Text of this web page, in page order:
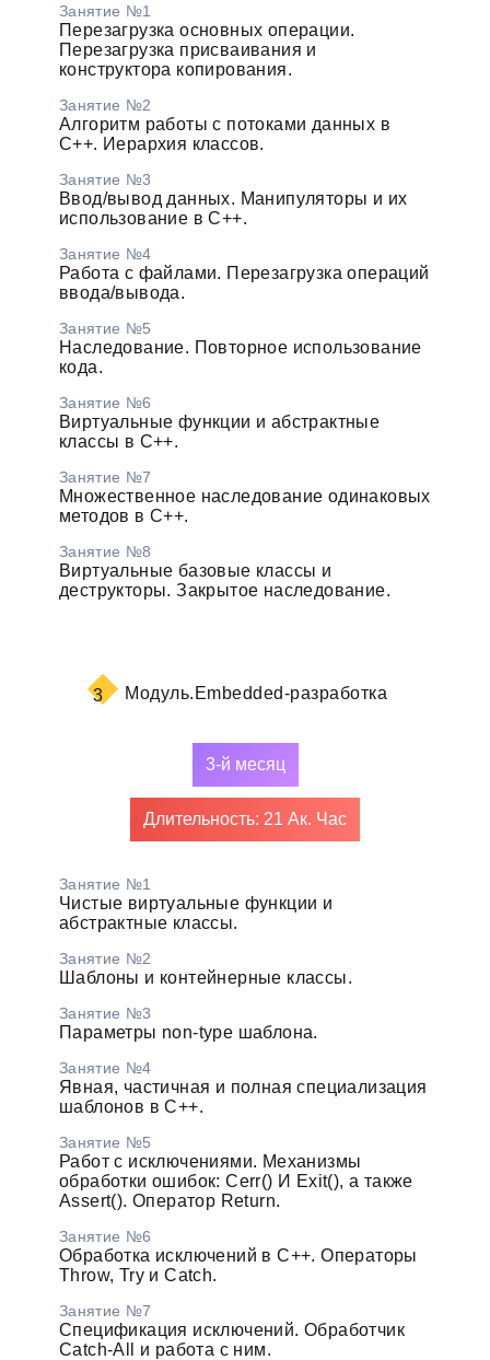
Занятие №1
Перезагрузка основных операции.
Перезагрузка присваивания и
конструктора копирования.
Занятие №2
Алгоритм работы с потоками данных в
С++. Иерархия классов.
Занятие №3
Ввод/вывод данных. Манипуляторы и их
использование в С++.
Занятие №4
Работа с файлами. Перезагрузка операций
ввода/вывода.
Занятие №5
Наследование. Повторное использование
кода.
Занятие №6
Виртуальные функции и абстрактные
классы в С++.
Занятие №7
Множественное наследование одинаковых
методов в С++.
Занятие №8
Виртуальные базовые классы и
деструкторы. Закрытое наследование.
3 Модуль. Embedded-разработка
3-й месяц
Длительность: 21 Ак. Час
Занятие №1
Чистые виртуальные функции и
абстрактные классы.
Занятие №2
Шаблоны и контейнерные классы.
Занятие №3
Параметры non-type шаблона.
Занятие №4
Явная, частичная и полная специализация
шаблонов в С++.
Занятие №5
Работ с исключениями. Механизмы
обработки ошибок: Cerr() И Exit(), а также
Assert(). Оператор Return.
Занятие №6
Обработка исключений в С++. Операторы
Throw, Try и Catch.
Занятие №7
Спецификация исключений. Обработчик
Catch-All и работа с ним.